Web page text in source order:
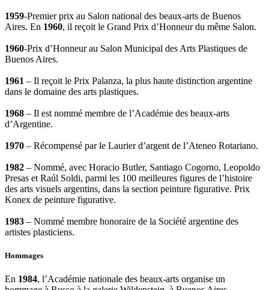
1959-Premier prix au Salon national des beaux-arts de Buenos
Aires. En 1960, il reçoit le Grand Prix d’Honneur du même Salon.
1960-Prix d’Honneur au Salon Municipal des Arts Plastiques de
Buenos Aires.
1961 – Il reçoit le Prix Palanza, la plus haute distinction argentine
dans le domaine des arts plastiques.
1968 – Il est nommé membre de l’Académie des beaux-arts
d’Argentine.
1970 – Récompensé par le Laurier d’argent de l’Ateneo Rotariano.
1982 – Nommé, avec Horacio Butler, Santiago Cogorno, Leopoldo
Presas et Raúl Soldi, parmi les 100 meilleures figures de l’histoire
des arts visuels argentins, dans la section peinture figurative. Prix
Konex de peinture figurative.
1983 – Nommé membre honoraire de la Société argentine des
artistes plasticiens.
Hommages
En 1984, l’Académie nationale des beaux-arts organise un